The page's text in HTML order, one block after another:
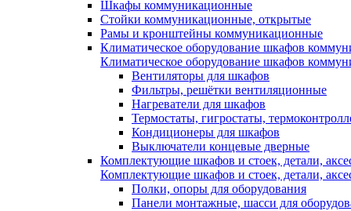
Шкафы коммуникационные
Стойки коммуникационные, открытые
Рамы и кронштейны коммуникационные
Климатическое оборудование шкафов
Климатическое оборудование шкафов
Вентиляторы для шкафов
Фильтры, решётки вентиляционные
Нагреватели для шкафов
Термостаты, гигростаты,
Кондиционеры для шкафов
Выключатели концевые дверные
Комплектующие шкафов и стоек, детали,
Комплектующие шкафов и стоек, детали,
Полки, опоры для оборудования
Панели монтажные, шасси для